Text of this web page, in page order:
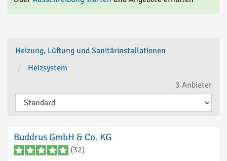
Heizung, Lüftung und Sanitärinstallationen
Heizsystem
3 Anbieter
Buddrus GmbH & Co. KG
(32)